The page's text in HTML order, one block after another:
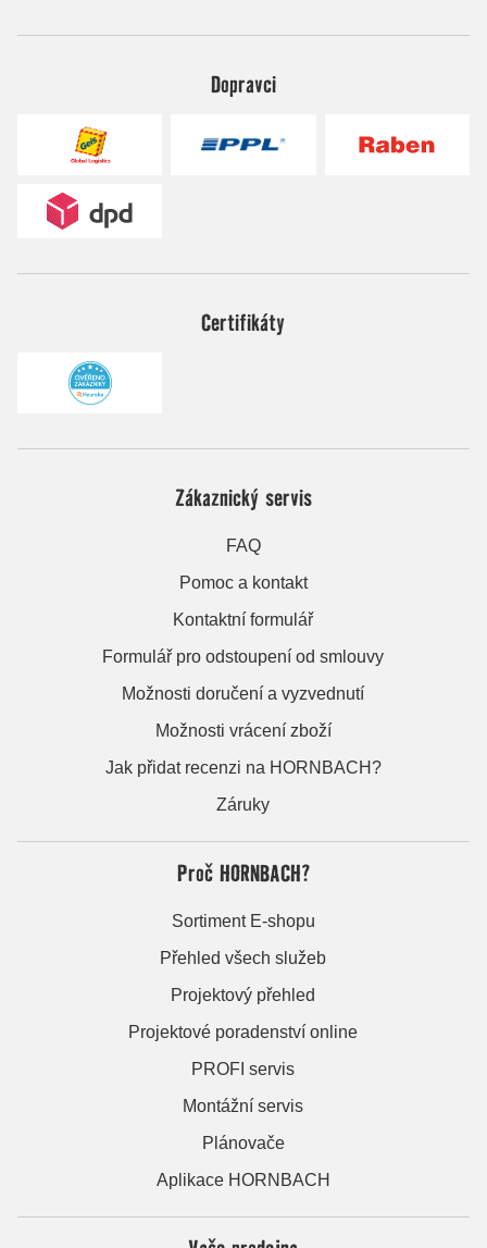
Dopravci
Certifikáty
Zákaznický servis
FAQ
Pomoc a kontakt
Kontaktní formulář
Formulář pro odstoupení od smlouvy
Možnosti doručení a vyzvednutí
Možnosti vrácení zboží
Jak přidat recenzi na HORNBACH?
Záruky
Proč HORNBACH?
Sortiment E-shopu
Přehled všech služeb
Projektový přehled
Projektové poradenství online
PROFI servis
Montážní servis
Plánovače
Aplikace HORNBACH